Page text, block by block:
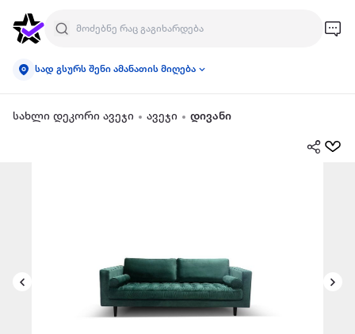
სად გსურს შენი ამანათის მიღება
სახლი დეკორი ავეჯი ავეჯი დივანი